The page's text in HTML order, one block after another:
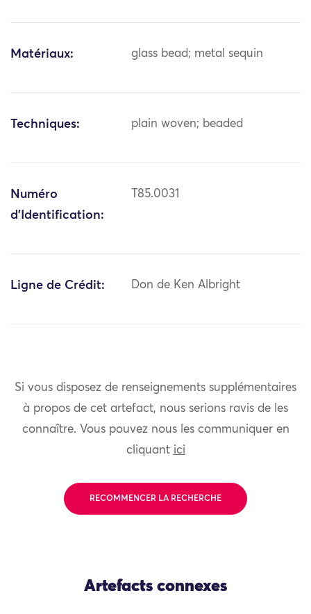
Matériaux: glass bead; metal sequin
Techniques: plain woven; beaded
Numéro
d'Identification:
T85.0031
Ligne de Crédit: Don de Ken Albright
Si vous disposez de renseignements supplémentaires
à propos de cet artefact, nous serions ravis de les
connaître. Vous pouvez nous les communiquer en
cliquant ici
RECOMMENCER LA RECHERCHE
Artefacts connexes